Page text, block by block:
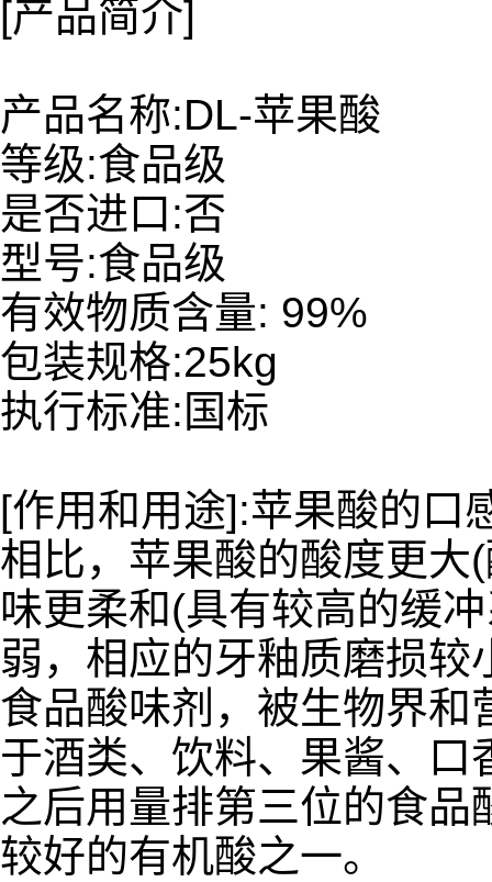
[产品简介]
产品名称:DL-苹果酸
等级:食品级
是否进口:否
型号:食品级
有效物质含量: 99%
包装规格:25kg
执行标准:国标
[作用和用途]:苹果酸的口
相比，苹果酸的酸度更
味更柔和(具有较高的缓
弱，相应的牙釉质磨损
食品酸味剂，被生物界和
于酒类、饮料、果酱、
之后用量排第三位的食
较好的有机酸之一。